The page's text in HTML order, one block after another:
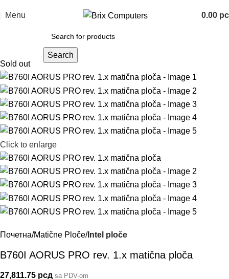
Menu 0.00
Search
Sold out
Click to enlarge
Почетна Matične Ploče Intel ploče
B760I AORUS PRO rev. 1.x matična ploča
27,811.75 рсд sa PDV-om